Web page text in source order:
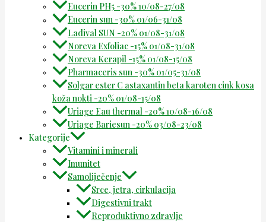
Eucerin PH5 -30% 10/08-27/08
Eucerin sun -30% 01/06-31/08
Ladival SUN -20% 01/08-31/08
Noreva Exfoliac -15% 01/08-31/08
Noreva Kerapil -15% 01/08-15/08
Pharmaceris sun -30% 01/05-31/08
Solgar ester C astaxantin beta karoten cink kosa
koža nokti -20% 01/08-15/08
Uriage Eau thermal -20% 10/08-16/08
Uriage Bariesun -20% 03/08-23/08
Kategorije
Vitamini i minerali
Imunitet
Samoliječenje
Srce, jetra, cirkulacija
Digestivni trakt
Reproduktivno zdravlje